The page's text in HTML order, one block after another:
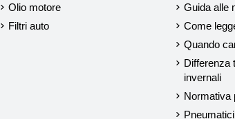
Olio motore
Filtri auto
Guida alle
Come
Quando
Differenza
invernali
Normativa